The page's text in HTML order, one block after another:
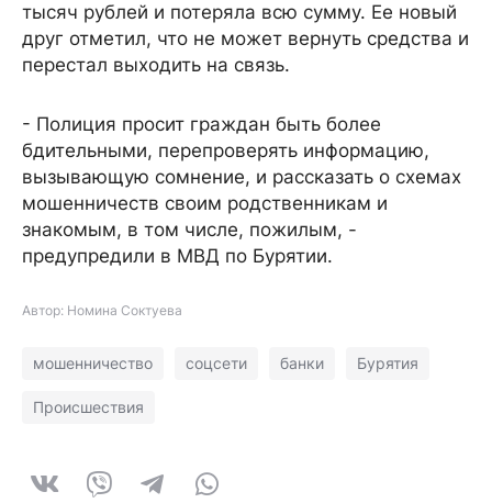
тысяч рублей и потеряла всю сумму. Ее новый
друг отметил, что не может вернуть средства и
перестал выходить на связь.
- Полиция просит граждан быть более
бдительными, перепроверять информацию,
вызывающую сомнение, и рассказать о схемах
мошенничеств своим родственникам и
знакомым, в том числе, пожилым, -
предупредили в МВД по Бурятии.
Автор: Номина Соктуева
мошенничество соцсети банки Бурятия
Происшествия